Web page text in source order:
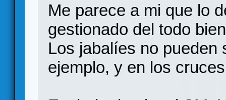
Me parece a mi que lo
gestionado del todo
Los jabalíes no pueden
ejemplo, y en los